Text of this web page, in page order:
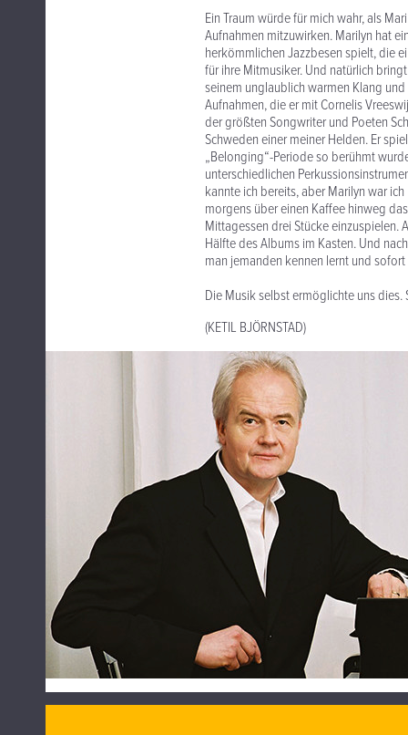
Ein Traum würde für mich wahr, als
Aufnahmen mitzuwirken. Marilyn hat
herkömmlichen Jazzbesen spielt, die
für ihre Mitmusiker. Und natürlich
seinem unglaublich warmen Klang
Aufnahmen, die er mit Cornelis
der größten Songwriter und Poeten
Schweden einer meiner Helden. Er
„Belonging“-Periode so berühmt
unterschiedlichen
kannte ich bereits, aber Marilyn war
morgens über einen Kaffee hinweg
Mittagessen drei Stücke einzuspielen.
Hälfte des Albums im Kasten. Und
man jemanden kennen lernt und
Die Musik selbst ermöglichte uns
(KETIL BJÖRNSTAD)